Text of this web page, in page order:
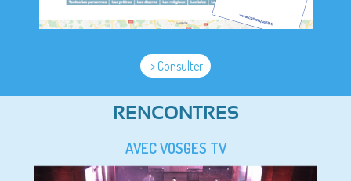
> Consulter
RENCONTRES
AVEC VOSGES TV